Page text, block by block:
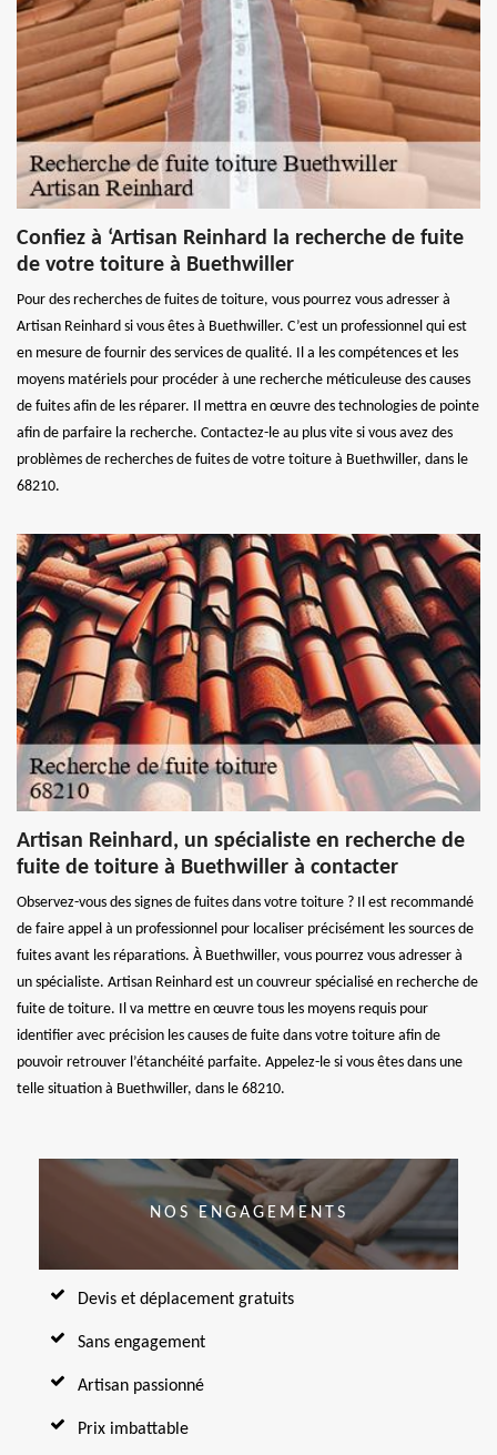
Confiez à ‘Artisan Reinhard la recherche de fuite
de votre toiture à Buethwiller
Pour des recherches de fuites de toiture, vous pourrez vous adresser à
Artisan Reinhard si vous êtes à Buethwiller. C’est un professionnel qui est
en mesure de fournir des services de qualité. Il a les compétences et les
moyens matériels pour procéder à une recherche méticuleuse des causes
de fuites afin de les réparer. Il mettra en œuvre des technologies de pointe
afin de parfaire la recherche. Contactez-le au plus vite si vous avez des
problèmes de recherches de fuites de votre toiture à Buethwiller, dans le
68210.
Artisan Reinhard, un spécialiste en recherche de
fuite de toiture à Buethwiller à contacter
Observez-vous des signes de fuites dans votre toiture ? Il est recommandé
de faire appel à un professionnel pour localiser précisément les sources de
fuites avant les réparations. À Buethwiller, vous pourrez vous adresser à
un spécialiste. Artisan Reinhard est un couvreur spécialisé en recherche de
fuite de toiture. Il va mettre en œuvre tous les moyens requis pour
identifier avec précision les causes de fuite dans votre toiture afin de
pouvoir retrouver l’étanchéité parfaite. Appelez-le si vous êtes dans une
telle situation à Buethwiller, dans le 68210.
NOS ENGAGEMENTS
Devis et déplacement gratuits
Sans engagement
Artisan passionné
Prix imbattable